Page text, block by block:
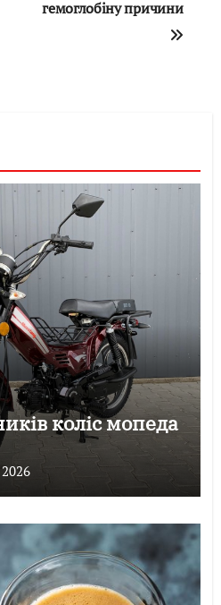
гемоглобіну причини
коліс мопеда